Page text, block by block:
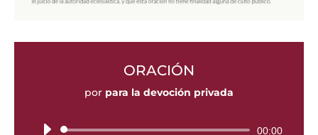
ORACIÓN
por para la devoción privada
Tocador 00:00